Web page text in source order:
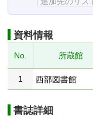
資料情報
No. 所蔵館
1 西部図書館
書誌詳細